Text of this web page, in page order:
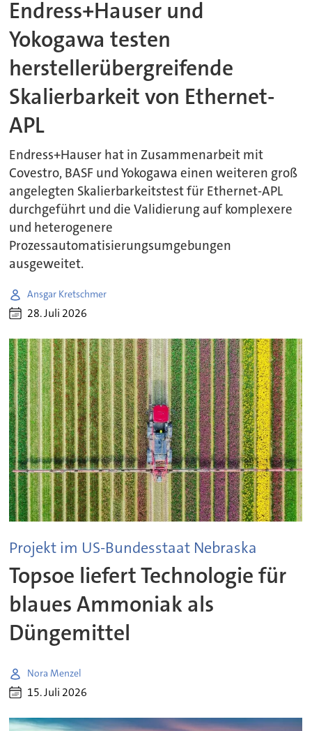
Endress+Hauser und
Yokogawa testen
herstellerübergreifende
Skalierbarkeit von Ethernet-
APL
Endress+Hauser hat in Zusammenarbeit mit
Covestro, BASF und Yokogawa einen weiteren groß
angelegten Skalierbarkeitstest für Ethernet-APL
durchgeführt und die Validierung auf komplexere
und heterogenere
Prozessautomatisierungsumgebungen
ausgeweitet.
Ansgar Kretschmer
28. Juli 2026
Projekt im US-Bundesstaat Nebraska
Topsoe liefert Technologie für
blaues Ammoniak als
Düngemittel
Nora Menzel
15. Juli 2026